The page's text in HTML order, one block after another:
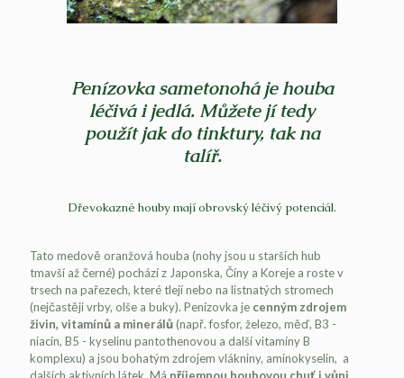
Penízovka sametonohá je houba
léčivá i jedlá. Můžete jí tedy
použít jak do tinktury, tak na
talíř.
Dřevokazné houby mají obrovský léčivý potenciál.
Tato medově oranžová houba (nohy jsou u starších hub
tmavší až černé) pochází z Japonska, Číny a Koreje a roste v
trsech na pařezech, které tlejí nebo na listnatých stromech
(nejčastěji vrby, olše a buky). Penízovka je cenným zdrojem
živin, vitamínů a minerálů(např. fosfor, železo, měď, B3 -
niacin, B5 - kyselinu pantothenovou a další vitamíny B
komplexu) a jsou bohatým zdrojem vlákniny, aminokyselin, a